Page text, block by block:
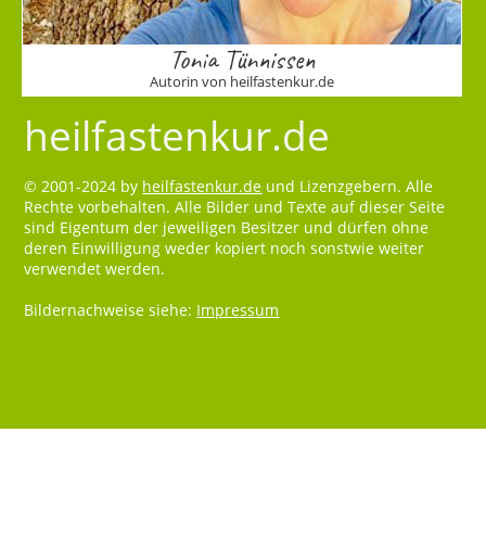
Tonia Tünnissen
Autorin von heilfastenkur.de
heilfastenkur.de
© 2001-2024 by heilfastenkur.de und Lizenzgebern. Alle
Rechte vorbehalten. Alle Bilder und Texte auf dieser Seite
sind Eigentum der jeweiligen Besitzer und dürfen ohne
deren Einwilligung weder kopiert noch sonstwie weiter
verwendet werden.
Bildernachweise siehe: Impressum